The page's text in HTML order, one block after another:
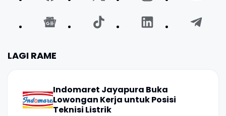
LAGI RAME
Indomaret Jayapura Buka
Lowongan Kerja untuk Posisi
Teknisi Listrik